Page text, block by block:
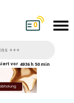
0
vor 4936 h 50 min